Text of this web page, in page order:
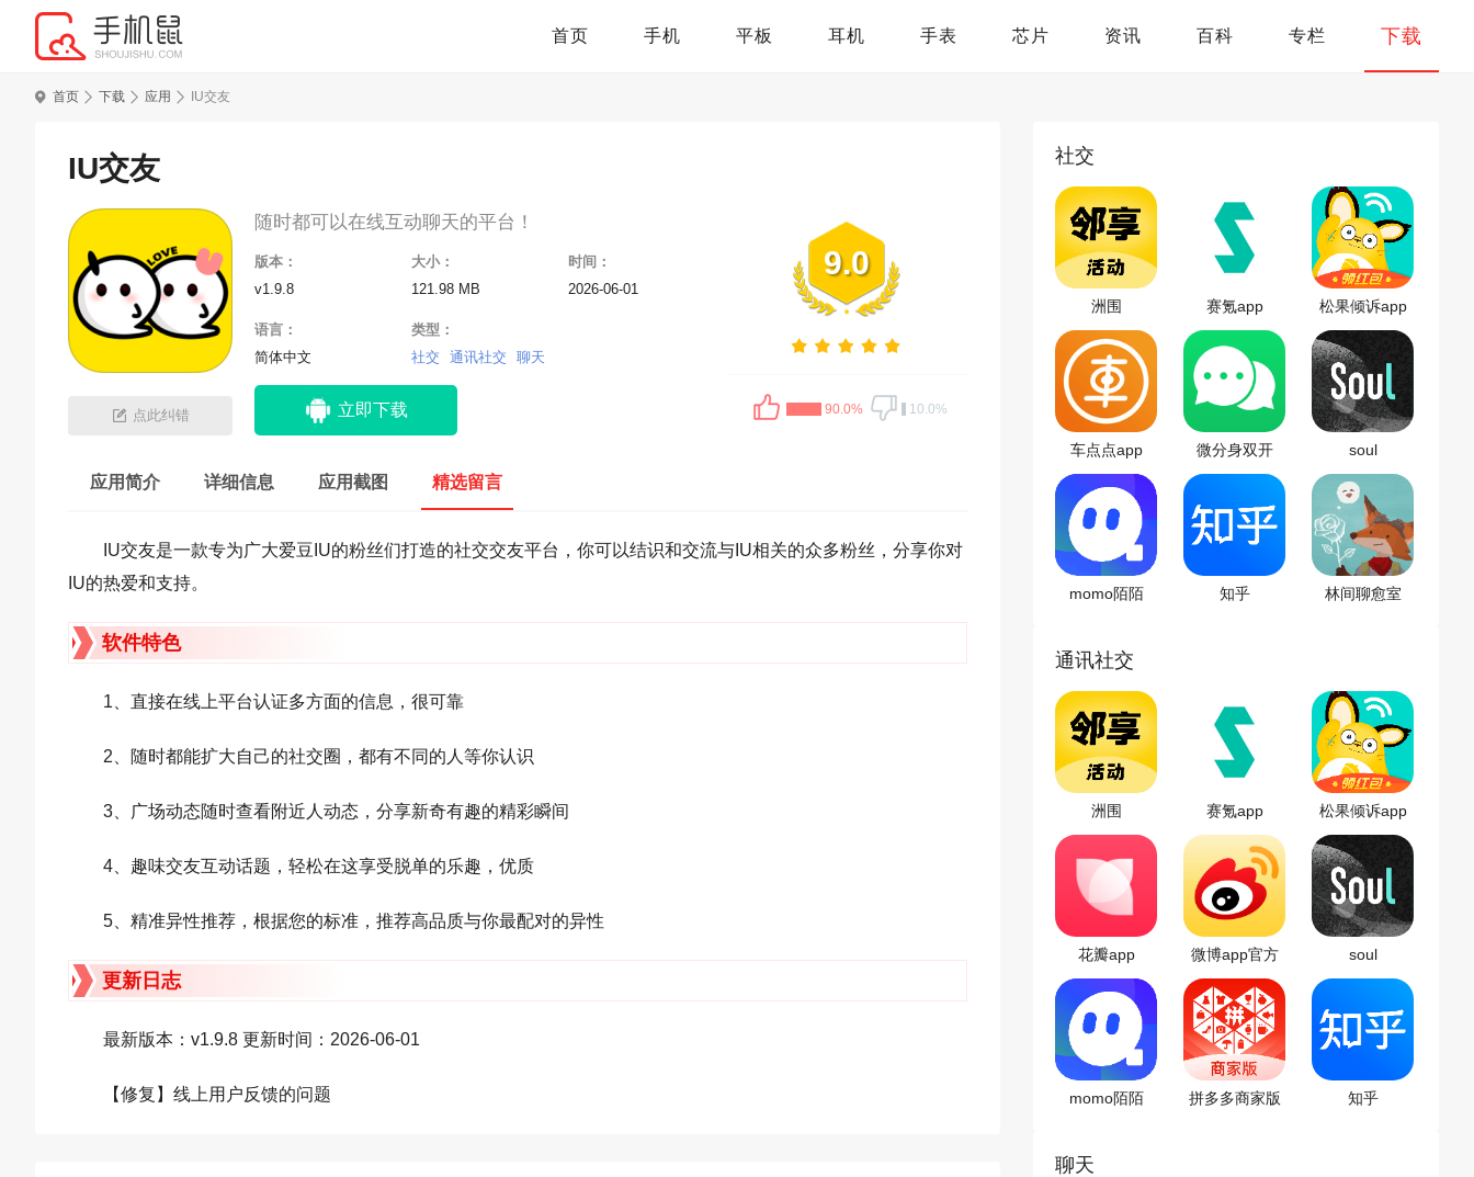
首页 手机 平板 耳机 手表 芯片 资讯 百科 专栏 下载
首页 下载 应用 IU交友
IU交友
9.0
90.0% 10.0%
点此纠错
随时都可以在线互动聊天的平台！
版本：
v1.9.8
大小：
121.98 MB
时间：
2026-06-01
语言：
简体中文
类型：
社交
通讯社交 聊天
立即下载
应用简介 详细信息 应用截图 精选留言
IU交友是一款专为广大爱豆IU的粉丝们打造的社交交友平台，你可以结识和交流与IU相关的众多粉丝，分享你对
IU的热爱和支持。
软件特色
1、直接在线上平台认证多方面的信息，很可靠
2、随时都能扩大自己的社交圈，都有不同的人等你认识
3、广场动态随时查看附近人动态，分享新奇有趣的精彩瞬间
4、趣味交友互动话题，轻松在这享受脱单的乐趣，优质
5、精准异性推荐，根据您的标准，推荐高品质与你最配对的异性
更新日志
最新版本：v1.9.8 更新时间：2026-06-01
【修复】线上用户反馈的问题
社交
洲围 赛氪app 松果倾诉app
车点点app
微分身双开
app
soul
momo陌陌 知乎
林间聊愈室
通讯社交
洲围 赛氪app 松果倾诉app
花瓣app
微博app官方
版
soul
momo陌陌
拼多多商家版
知乎
聊天